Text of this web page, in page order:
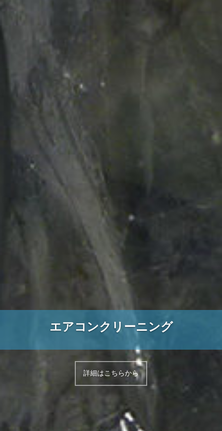
エアコンクリーニング
詳細はこちらから